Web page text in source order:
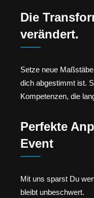
Die
verändert.
Setze neue
dich abgestimmt ist.
Kompetenzen, die
Perfekte
Event
Mit uns sparst Du
bleibt unbeschwert.